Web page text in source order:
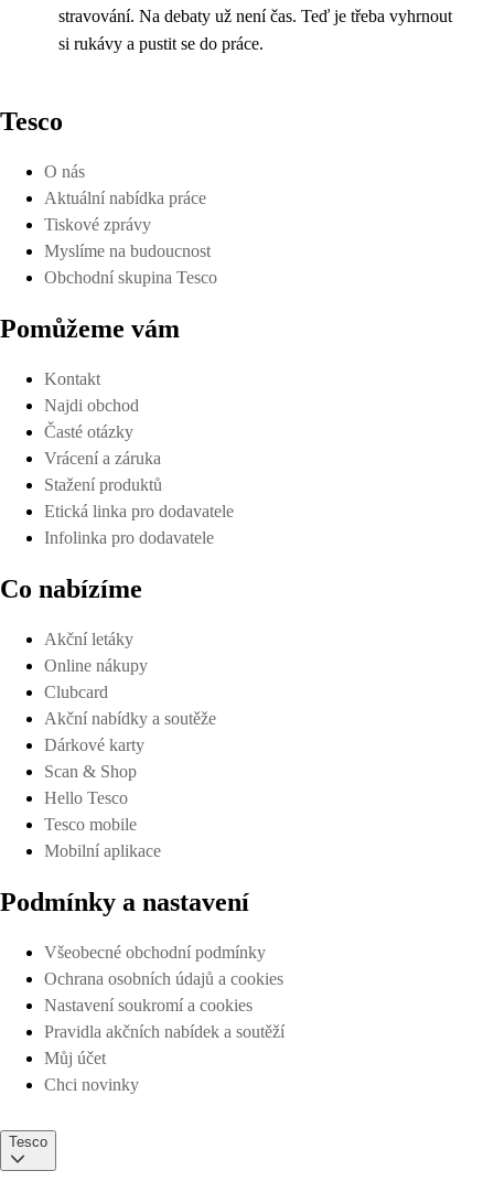
stravování. Na debaty už není čas. Teď je třeba vyhrnout
si rukávy a pustit se do práce.
Tesco
O nás
Aktuální nabídka práce
Tiskové zprávy
Myslíme na budoucnost
Obchodní skupina Tesco
Pomůžeme vám
Kontakt
Najdi obchod
Časté otázky
Vrácení a záruka
Stažení produktů
Etická linka pro dodavatele
Infolinka pro dodavatele
Co nabízíme
Akční letáky
Online nákupy
Clubcard
Akční nabídky a soutěže
Dárkové karty
Scan & Shop
Hello Tesco
Tesco mobile
Mobilní aplikace
Podmínky a nastavení
Všeobecné obchodní podmínky
Ochrana osobních údajů a cookies
Nastavení soukromí a cookies
Pravidla akčních nabídek a soutěží
Můj účet
Chci novinky
Tesco